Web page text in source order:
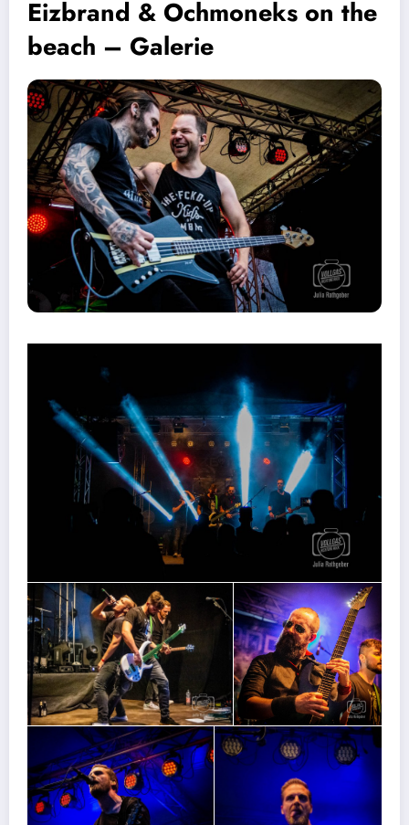
Eizbrand & Ochmoneks on the
beach – Galerie